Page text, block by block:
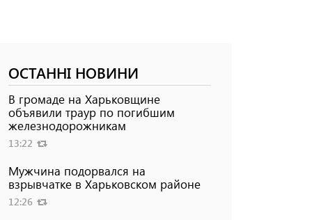
ОСТАННІ НОВИНИ
В громаде на Харьковщине
объявили траур по погибшим
железнодорожникам
13:22
Мужчина подорвался на
взрывчатке в Харьковском районе
12:26